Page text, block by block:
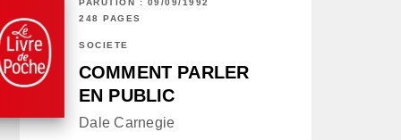
PARUTION : 09/09/1992
248 PAGES
SOCIÉTÉ
COMMENT PARLER
EN PUBLIC
Dale Carnegie